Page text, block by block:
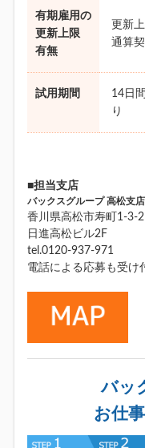
有期雇用の
更新上限
有無
更新
通算
試用期間
14日
り
■担当支店
バックスグループ 高松支店
香川県高松市寿町1-3-2
日進高松ビル2F
tel.0120-937-971
電話による応募も受け
バッ
お仕